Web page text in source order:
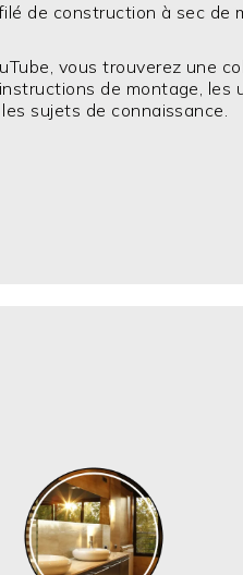
de construction à sec de
vous trouverez une
de montage, les
sujets de connaissance.